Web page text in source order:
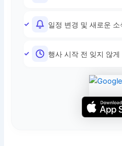
일정 변경 및 새로운
행사 시작 전 잊지 않